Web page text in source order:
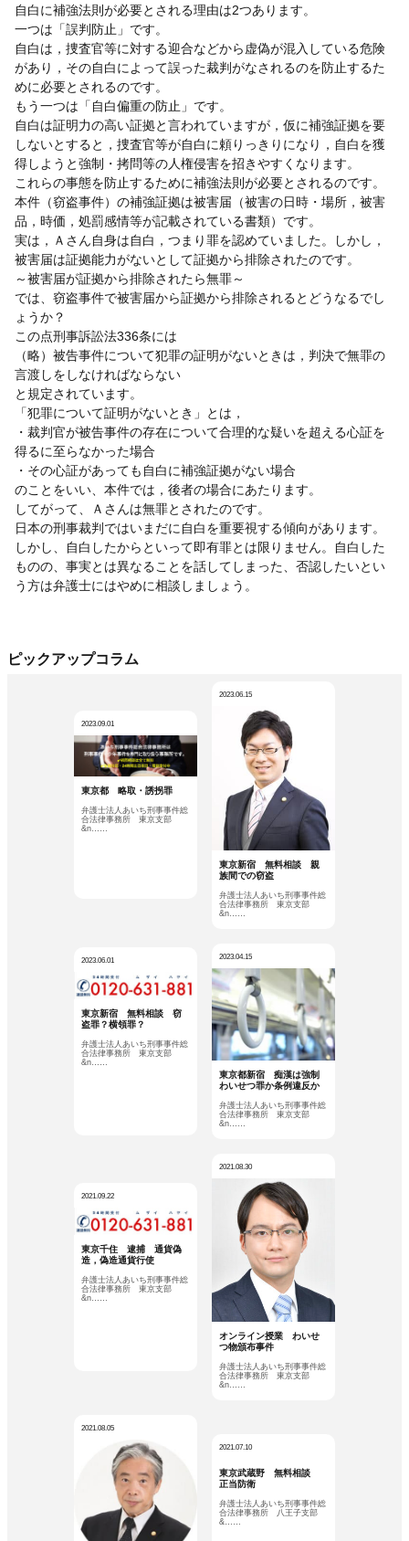
自白に補強法則が必要とされる理由は2つあります。
一つは「誤判防止」です。
自白は，捜査官等に対する迎合などから虚偽が混入している危険
があり，その自白によって誤った裁判がなされるのを防止するた
めに必要とされるのです。
もう一つは「自白偏重の防止」です。
自白は証明力の高い証拠と言われていますが，仮に補強証拠を要
しないとすると，捜査官等が自白に頼りっきりになり，自白を獲
得しようと強制・拷問等の人権侵害を招きやすくなります。
これらの事態を防止するために補強法則が必要とされるのです。
本件（窃盗事件）の補強証拠は被害届（被害の日時・場所，被害
品，時価，処罰感情等が記載されている書類）です。
実は，Ａさん自身は自白，つまり罪を認めていました。しかし，
被害届は証拠能力がないとして証拠から排除されたのです。
～被害届が証拠から排除されたら無罪～
では、窃盗事件で被害届から証拠から排除されるとどうなるでし
ょうか？
この点刑事訴訟法336条には
（略）被告事件について犯罪の証明がないときは，判決で無罪の
言渡しをしなければならない
と規定されています。
「犯罪について証明がないとき」とは，
・裁判官が被告事件の存在について合理的な疑いを超える心証を
得るに至らなかった場合
・その心証があっても自白に補強証拠がない場合
のことをいい、本件では，後者の場合にあたります。
してがって、Ａさんは無罪とされたのです。
日本の刑事裁判ではいまだに自白を重要視する傾向があります。
しかし、自白したからといって即有罪とは限りません。自白した
ものの、事実とは異なることを話してしまった、否認したいとい
う方は弁護士にはやめに相談しましょう。
ピックアップコラム
2023.09.01
東京都 略取・誘拐罪
弁護士法人あいち刑事事件総
合法律事務所 東京支部
&n……
2023.06.15
東京新宿 無料相談 親
族間での窃盗
弁護士法人あいち刑事事件総
合法律事務所 東京支部
&n……
2023.06.01
東京新宿 無料相談 窃
盗罪？横領罪？
弁護士法人あいち刑事事件総
合法律事務所 東京支部
&n……
2023.04.15
東京都新宿 痴漢は強制
わいせつ罪か条例違反か
弁護士法人あいち刑事事件総
合法律事務所 東京支部
&n……
2021.09.22
東京千住 逮捕 通貨偽
造，偽造通貨行使
弁護士法人あいち刑事事件総
合法律事務所 東京支部
&n……
2021.08.30
オンライン授業 わいせ
つ物頒布事件
弁護士法人あいち刑事事件総
合法律事務所 東京支部
&n……
2021.08.05
2021.07.10
東京武蔵野 無料相談
正当防衛
弁護士法人あいち刑事事件総
合法律事務所 八王子支部
&……